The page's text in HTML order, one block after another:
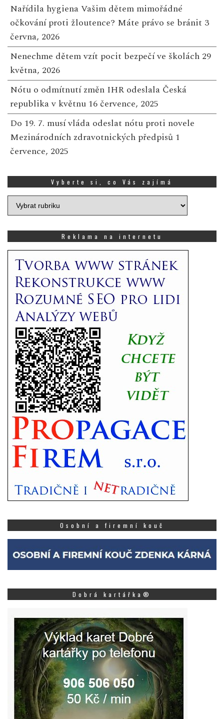
Nařídila hygiena Vašim dětem mimořádné
očkování proti žloutence? Máte právo se bránit 3
června, 2026
Nenechme dětem vzít pocit bezpečí ve školách 29
května, 2026
Nótu o odmítnutí změn IHR odeslala Česká
republika v květnu 16 července, 2025
Do 19. 7. musí vláda odeslat nótu proti novele
Mezinárodních zdravotnických předpisů 1
července, 2025
Vyberte si, co Vás zajímá
Vyberte
si,
zajímá
Reklama na internetu
Osobní a firemní kouč
Dobrá kartářka®